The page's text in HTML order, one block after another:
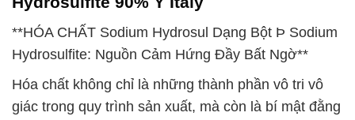
**HÓA CHẤT Sodium Hydrosul Dạng Bột Þ Sodium
Hydrosulfite: Nguồn Cảm Hứng Đầy Bất Ngờ**
Hóa chất không chỉ là những thành phần vô tri vô
giác trong quy trình sản xuất, mà còn là bí mật đằng